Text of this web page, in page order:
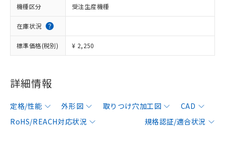
機種区分 受注生産機種
在庫状況
標準価格(税別) ¥ 2,250
詳細情報
定格/性能 外形図 取りつけ穴加工図
CAD
RoHS/REACH対応状況
規格認証/適合状況